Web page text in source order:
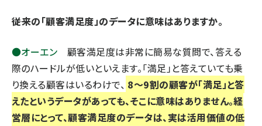
――従来の「顧客満足度」のデータに意味はありますか。
●オーエン 顧客満足度は非常に簡易な質問で、答える
際のハードルが低いといえます。「満足」と答えていても乗
り換える顧客はいるわけで、 8～9割の顧客が「満足」と答
えたというデータがあっても、そこに意味はありません。経
営層にとって、顧客満足度のデータは、実は活用価値の低